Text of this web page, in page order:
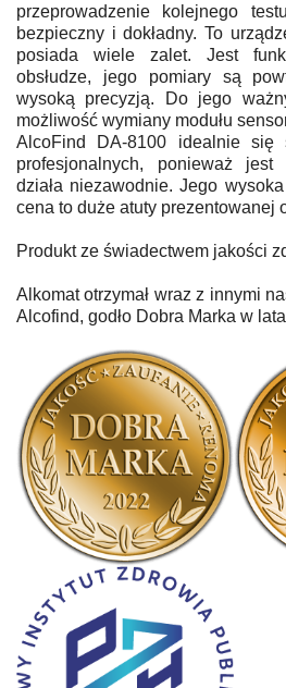
przeprowadzenie kolejnego
bezpieczny i dokładny. To
posiada wiele zalet. Jest
obsłudze, jego pomiary są
wysoką precyzją. Do jego
możliwość wymiany modułu
AlcoFind DA-8100 idealnie się
profesjonalnych, ponieważ jest
działa niezawodnie. Jego
cena to duże atuty prezentowanej
Produkt ze świadectwem jakości
Alkomat otrzymał wraz z innymi
Alcofind, godło Dobra Marka w